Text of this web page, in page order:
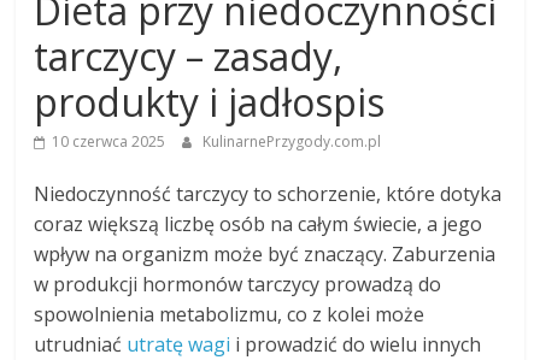
Dieta przy niedoczynności
tarczycy – zasady,
produkty i jadłospis
10 czerwca 2025 KulinarnePrzygody.com.pl
Niedoczynność tarczycy to schorzenie, które dotyka
coraz większą liczbę osób na całym świecie, a jego
wpływ na organizm może być znaczący. Zaburzenia
w produkcji hormonów tarczycy prowadzą do
spowolnienia metabolizmu, co z kolei może
utrudniać utratę wagi i prowadzić do wielu innych